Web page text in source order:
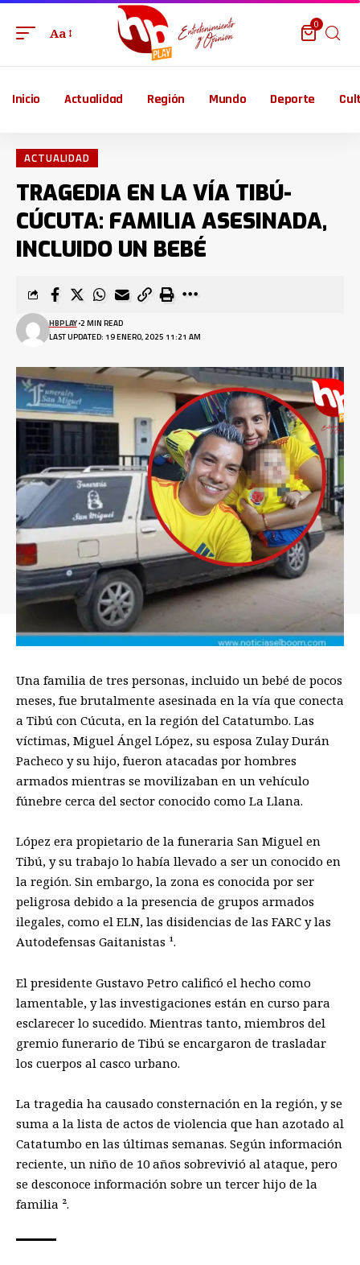
Aa
0
Inicio Actualidad Región Mundo Deporte
ACTUALIDAD
TRAGEDIA EN LA VÍA TIBÚ-
CÚCUTA: FAMILIA ASESINADA,
INCLUIDO UN BEBÉ
LAST UPDATED: 19 ENERO, 2025 11:21 AM
HBPLAY 2 MIN READ
Una familia de tres personas, incluido un bebé de pocos
meses, fue brutalmente asesinada en la vía que conecta
a Tibú con Cúcuta, en la región del Catatumbo. Las
víctimas, Miguel Ángel López, su esposa Zulay Durán
Pacheco y su hijo, fueron atacadas por hombres
armados mientras se movilizaban en un vehículo
fúnebre cerca del sector conocido como La Llana.
López era propietario de la funeraria San Miguel en
Tibú, y su trabajo lo había llevado a ser un conocido en
la región. Sin embargo, la zona es conocida por ser
peligrosa debido a la presencia de grupos armados
ilegales, como el ELN, las disidencias de las FARC y las
Autodefensas Gaitanistas ¹.
El presidente Gustavo Petro calificó el hecho como
lamentable, y las investigaciones están en curso para
esclarecer lo sucedido. Mientras tanto, miembros del
gremio funerario de Tibú se encargaron de trasladar
los cuerpos al casco urbano.
La tragedia ha causado consternación en la región, y se
suma a la lista de actos de violencia que han azotado al
Catatumbo en las últimas semanas. Según información
reciente, un niño de 10 años sobrevivió al ataque, pero
se desconoce información sobre un tercer hijo de la
familia ².